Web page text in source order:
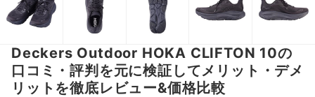
Deckers Outdoor HOKA CLIFTON 10の
口コミ・評判を元に検証してメリット・デメ
リットを徹底レビュー&価格比較